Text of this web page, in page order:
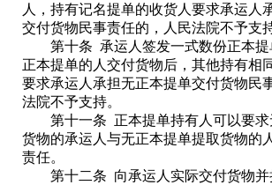
人，持有记名提单的收货人要求承运人
交付货物民事责任的，人民法院不予支持
第十条 承运人签发一式数份正本提
正本提单的人交付货物后，其他持有相
要求承运人承担无正本提单交付货物民
法院不予支持。
第十一条 正本提单持有人可以要求
货物的承运人与无正本提单提取货物的
责任。
第十二条 向承运人实际交付货物并